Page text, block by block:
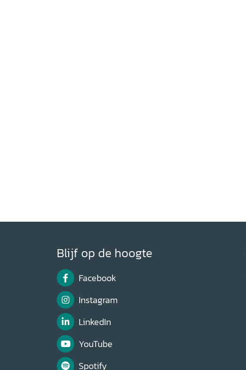
Blijf op de hoogte
Facebook
Instagram
LinkedIn
YouTube
Spotify